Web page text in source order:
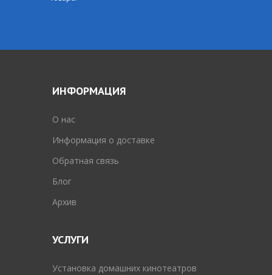
ИНФОРМАЦИЯ
O нас
Информация о доставке
Обратная связь
Блог
Архив
УСЛУГИ
Установка домашних кинотеатров